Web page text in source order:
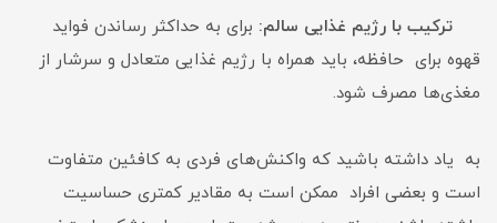
ترکیب با رژیم غذایی سالم: برای به حداکثر رساندن فواید
قهوه برای حافظه، باید همراه با رژیم غذایی متعادل و سرشار از
مغذی‌ها مصرف شود.
به یاد داشته باشید که واکنش‌های فردی به کافئین متفاوت
است و بعضی افراد ممکن است به مقادیر کمتری حساسیت